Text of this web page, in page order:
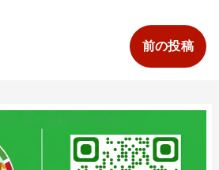
前の投稿